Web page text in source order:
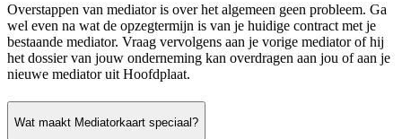
Overstappen van mediator is over het algemeen geen probleem. Ga
wel even na wat de opzegtermijn is van je huidige contract met je
bestaande mediator. Vraag vervolgens aan je vorige mediator of hij
het dossier van jouw onderneming kan overdragen aan jou of aan je
nieuwe mediator uit Hoofdplaat.
Wat maakt Mediatorkaart speciaal?